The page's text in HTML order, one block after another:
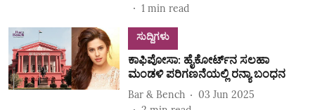
1 min read
ಸುದ್ದಿಗಳು
ಕಾಫಿಪೋಸಾ: ಹೈಕೋರ್ಟ್‌ನ ಸಲಹಾ
ಮಂಡಳಿ ಪರಿಗಣನೆಯಲ್ಲಿ ರನ್ಯಾ ಬಂಧನ
Bar & Bench
03 Jun 2025